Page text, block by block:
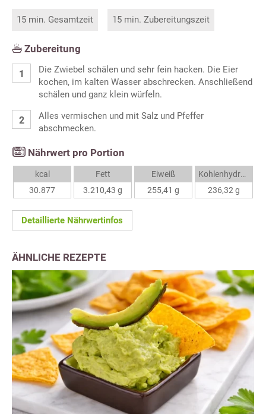
15 min. Gesamtzeit 15 min. Zubereitungszeit
Zubereitung
Die Zwiebel schälen und sehr fein hacken. Die Eier
kochen, im kalten Wasser abschrecken. Anschließend
schälen und ganz klein würfeln.
Alles vermischen und mit Salz und Pfeffer
abschmecken.
Nährwert pro Portion
kcal
30.877
Fett
3.210,43 g
Eiweiß
255,41 g
Kohlenhydrate
236,32 g
Detaillierte Nährwertinfos
ÄHNLICHE REZEPTE